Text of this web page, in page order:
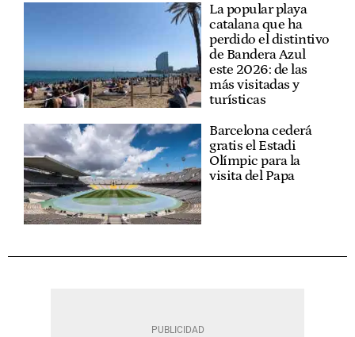
La popular playa
catalana que ha
perdido el distintivo
de Bandera Azul
este 2026: de las
más visitadas y
turísticas
Barcelona cederá
gratis el Estadi
Olímpic para la
visita del Papa